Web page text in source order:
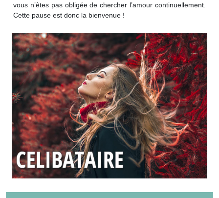
vous n’êtes pas obligée de chercher l’amour continuellement.
Cette pause est donc la bienvenue !